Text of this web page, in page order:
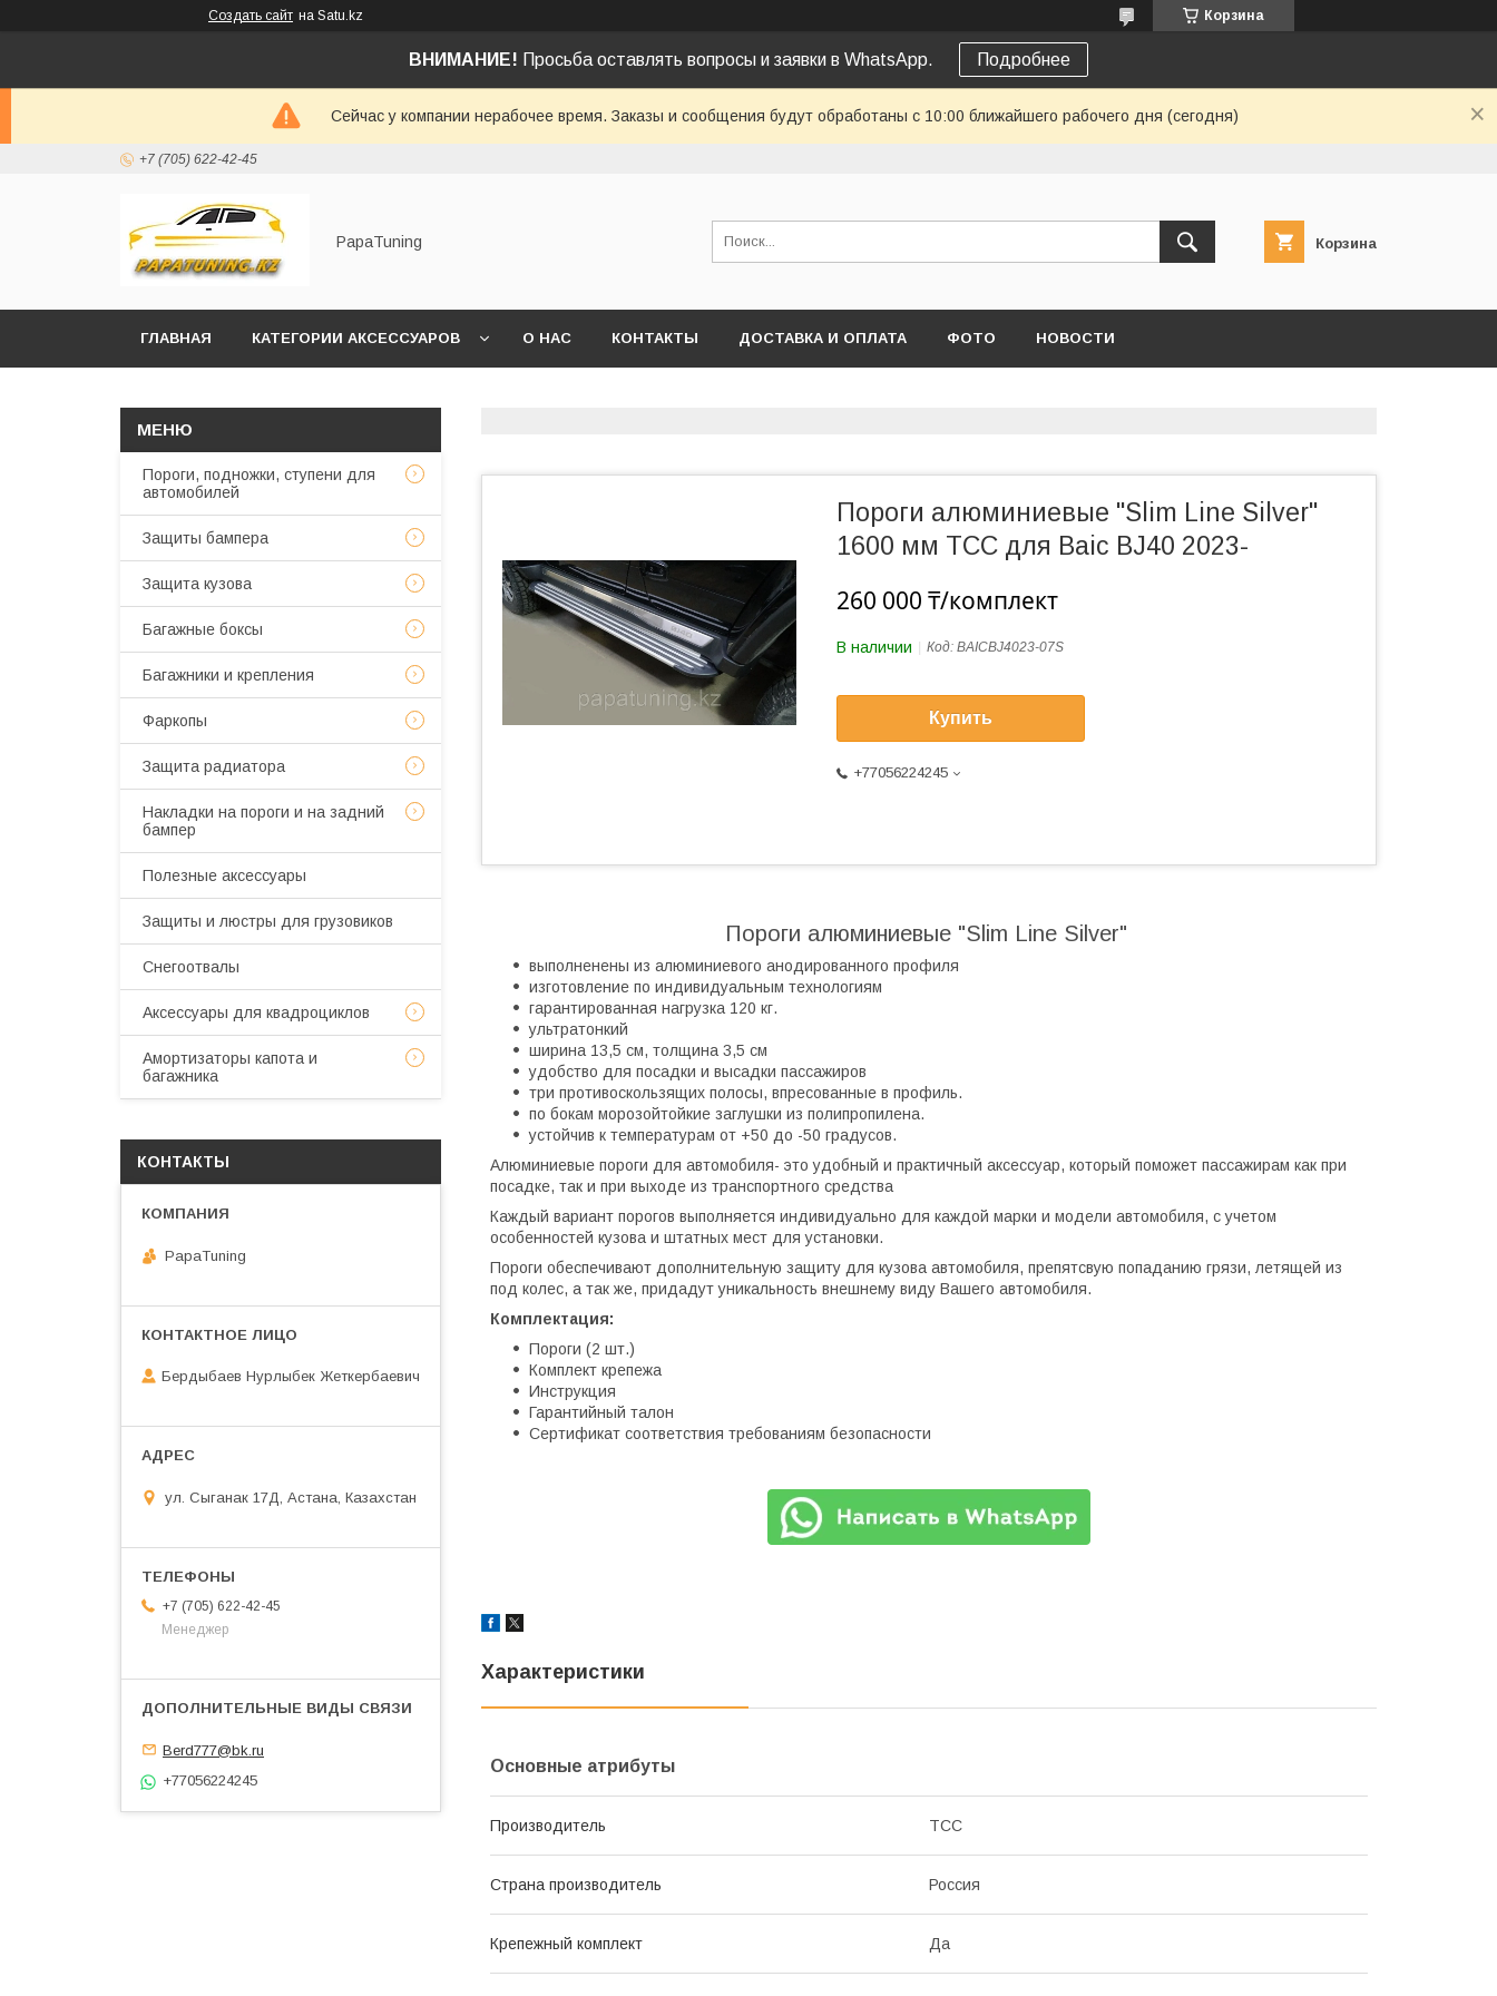
Создать сайт на Satu.kz Корзина
ВНИМАНИЕ! Просьба оставлять вопросы и заявки в WhatsApp. Подробнее
Сейчас у компании нерабочее время. Заказы и сообщения будут обработаны с 10:00 ближайшего рабочего дня (сегодня)
+7 (705) 622-42-45
PapaTuning Корзина
ГЛАВНАЯ КАТЕГОРИИ АКСЕССУАРОВ О НАС КОНТАКТЫ ДОСТАВКА И ОПЛАТА ФОТО НОВОСТИ
Пороги алюминиевые "Slim Line Silver"
1600 мм ТСС для Baic BJ40 2023-
260 000 ₸/комплект
В наличии Код: BAICBJ4023-07S
Купить
+77056224245
Пороги алюминиевые "Slim Line Silver"
выполненены из алюминиевого анодированного профиля
изготовление по индивидуальным технологиям
гарантированная нагрузка 120 кг.
ультратонкий
ширина 13,5 см, толщина 3,5 см
удобство для посадки и высадки пассажиров
три противоскользящих полосы, впресованные в профиль.
по бокам морозойтойкие заглушки из полипропилена.
устойчив к температурам от +50 до -50 градусов.
Алюминиевые пороги для автомобиля- это удобный и практичный аксессуар, который поможет пассажирам как при
посадке, так и при выходе из транспортного средства
Каждый вариант порогов выполняется индивидуально для каждой марки и модели автомобиля, с учетом
особенностей кузова и штатных мест для установки.
Пороги обеспечивают дополнительную защиту для кузова автомобиля, препятсвую попаданию грязи, летящей из
под колес, а так же, придадут уникальность внешнему виду Вашего автомобиля.
Комплектация:
Пороги (2 шт.)
Комплект крепежа
Инструкция
Гарантийный талон
Сертификат соответствия требованиям безопасности
Характеристики
Основные атрибуты
Производитель ТСС
Страна производитель Россия
Крепежный комплект Да
Пороги, подножки, ступени для
автомобилей
Защиты бампера
Защита кузова
Багажные боксы
Багажники и крепления
Фаркопы
Защита радиатора
Накладки на пороги и на задний
бампер
Полезные аксессуары
Защиты и люстры для грузовиков
Снегоотвалы
Аксессуары для квадроциклов
Амортизаторы капота и
багажника
КОНТАКТЫ
PapaTuning
Бердыбаев Нурлыбек Жеткербаевич
ул. Сыганак 17Д, Астана, Казахстан
+7 (705) 622-42-45
Менеджер
Berd777@bk.ru
+77056224245